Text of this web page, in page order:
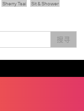
Sherry Tsai
Sit & Shower
搜寻